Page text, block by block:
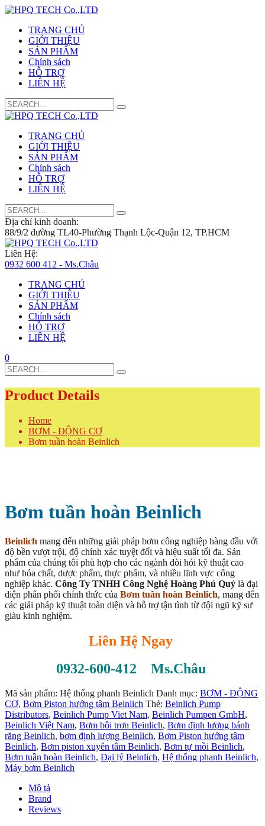
TRANG CHỦ
GIỚI THIỆU
SẢN PHẨM
Chính sách
HỖ TRỢ
LIÊN HỆ
Search
for:
TRANG CHỦ
GIỚI THIỆU
SẢN PHẨM
Chính sách
HỖ TRỢ
LIÊN HỆ
Search
for:
Địa chỉ kinh doanh:
88/9/2 đường TL40-Phường Thạnh Lộc-Quận 12, TP.HCM
Liên Hệ:
0932 600 412 - Ms.Châu
TRANG CHỦ
GIỚI THIỆU
SẢN PHẨM
Chính sách
HỖ TRỢ
LIÊN HỆ
0
Search
for:
Product Details
Home
BƠM - ĐỘNG CƠ
Bơm tuần hoàn Beinlich
Bơm tuần hoàn Beinlich
Beinlich mang đến những giải pháp bơm công nghiệp hàng đầu với
độ bền vượt trội, độ chính xác tuyệt đối và hiệu suất tối đa. Sản
phẩm của chúng tôi phù hợp cho các ngành đòi hỏi kỹ thuật cao
như hóa chất, dược phẩm, thực phẩm, và nhiều lĩnh vực công
nghiệp khác. Công Ty TNHH Công Nghệ Hoàng Phú Quý là đại
diện phân phối chính thức của Bơm tuần hoàn Beinlich, mang đến
các giải pháp kỹ thuật toàn diện và hỗ trợ tận tình từ đội ngũ kỹ sư
giàu kinh nghiệm.
Liên Hệ Ngay
0932-600-412 Ms.Châu
Mã sản phẩm: Hệ thống phanh Beinlich Danh mục: BƠM - ĐỘNG
CƠ, Bơm Piston hướng tâm Beinlich Thẻ: Beinlich Pump
Distributors, Beinlich Pump Viet Nam, Beinlich Pumpen GmbH,
Beinlich Việt Nam, Bơm bôi trơn Beinlich, Bơm định lượng bánh
răng Beinlich, bơm định lượng Beinlich, Bơm Piston hướng tâm
Beinlich, Bơm piston xuyên tâm Beinlich, Bơm tự mồi Beinlich,
Bơm tuần hoàn Beinlich, Đại lý Beinlich, Hệ thống phanh Beinlich,
Máy bơm Beinlich
Mô tả
Brand
Reviews